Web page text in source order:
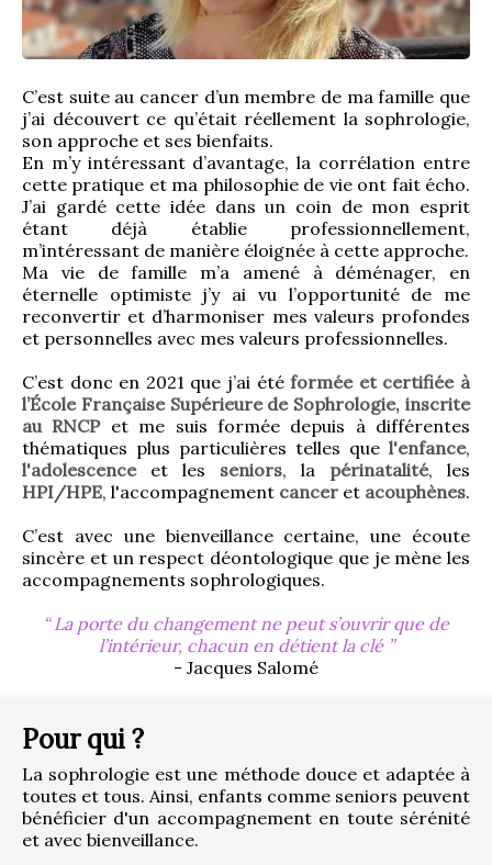
C’est suite au cancer d’un membre de ma famille que
j’ai découvert ce qu’était réellement la sophrologie,
son approche et ses bienfaits.
En m’y intéressant d’avantage, la corrélation entre
cette pratique et ma philosophie de vie ont fait écho.
J’ai gardé cette idée dans un coin de mon esprit
étant déjà établie professionnellement,
m’intéressant de manière éloignée à cette approche.
Ma vie de famille m’a amené à déménager, en
éternelle optimiste j’y ai vu l’opportunité de me
reconvertir et d’harmoniser mes valeurs profondes
et personnelles avec mes valeurs professionnelles.
C’est donc en 2021 que j’ai été formée et certifiée à
l’École Française Supérieure de Sophrologie, inscrite
au RNCP et me suis formée depuis à différentes
thématiques plus particulières telles que l'enfance
l'adolescence et les seniors, la périnatalité
HPI/HPE, l'accompagnement cancer et acouphènes.
C’est avec une bienveillance certaine, une écoute
sincère et un respect déontologique que je mène les
accompagnements sophrologiques.
La porte du changement ne peut s’ouvrir que de
l’intérieur, chacun en détient la clé
- Jacques Salomé
Pour qui ?
La sophrologie est une méthode douce et adaptée à
toutes et tous. Ainsi, enfants comme seniors peuvent
bénéficier d'un accompagnement en toute sérénité
et avec bienveillance.